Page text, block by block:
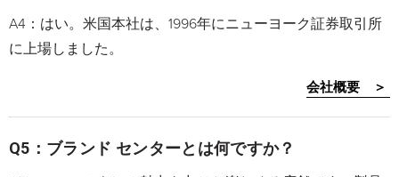
A4：はい。米国本社は、1996年にニューヨーク証券取引所
に上場しました。
会社概要 ＞
Q5：ブランド センターとは何ですか？